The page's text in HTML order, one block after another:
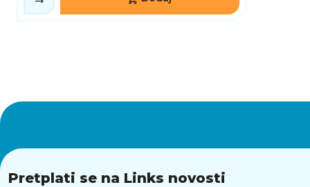
Pretplati se na Links novosti